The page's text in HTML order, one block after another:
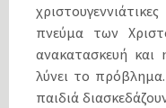
πνεύμα των
ανακατασκευή και
λύνει το
παιδιά